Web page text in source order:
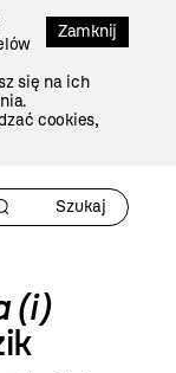
Zamknij
się na ich
cookies,
(i)